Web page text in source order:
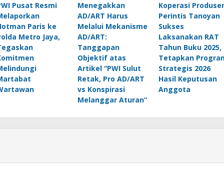
Pusat Resmi
Paris ke
Metro Jaya,
Menegakkan
AD/ART Harus
Melalui Mekanisme
AD/ART:
Tanggapan
Objektif atas
Artikel “PWI Sulut
Retak, Pro AD/ART
vs Konspirasi
Melanggar Aturan”
Koperasi
Perintis Tanoyan
Sukses
Laksanakan RAT
Tahun Buku 2025,
Tetapkan
Strategis 2026
Hasil Keputusan
Anggota